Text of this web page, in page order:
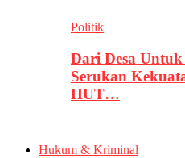
Politik
Dari Desa
Serukan
HUT…
Hukum & Kriminal